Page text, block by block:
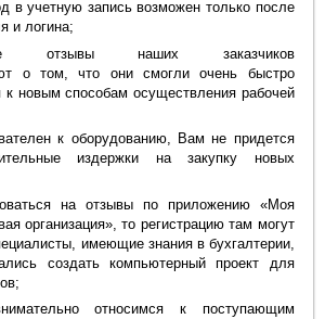
в учетную запись возможен только после
и логина;
отзывы наших заказчиков
о том, что они смогли очень быстро
к новым способам осуществления рабочей
к оборудованию, Вам не придется
издержки на закупку новых
на отзывы по приложению «Моя
организация», то регистрацию там могут
имеющие знания в бухгалтерии,
создать компьютерный проект для
относимся к поступающим